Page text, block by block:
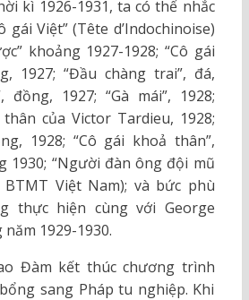
kì 1926-1931, ta có thể nhắc
gái Việt” (Tête d’Indochinoise)
khoảng 1927-1928; “Cô gái
1927; “Đầu chàng trai”, đá,
đồng, 1927; “Gà mái”, 1928;
của Victor Tardieu, 1928;
1928; “Cô gái khoả thân”,
1930; “Người đàn ông đội mũ
BTMT Việt Nam); và bức phù
thực hiện cùng với George
1929-1930.
Đàm kết thúc chương trình
sang Pháp tu nghiệp. Khi